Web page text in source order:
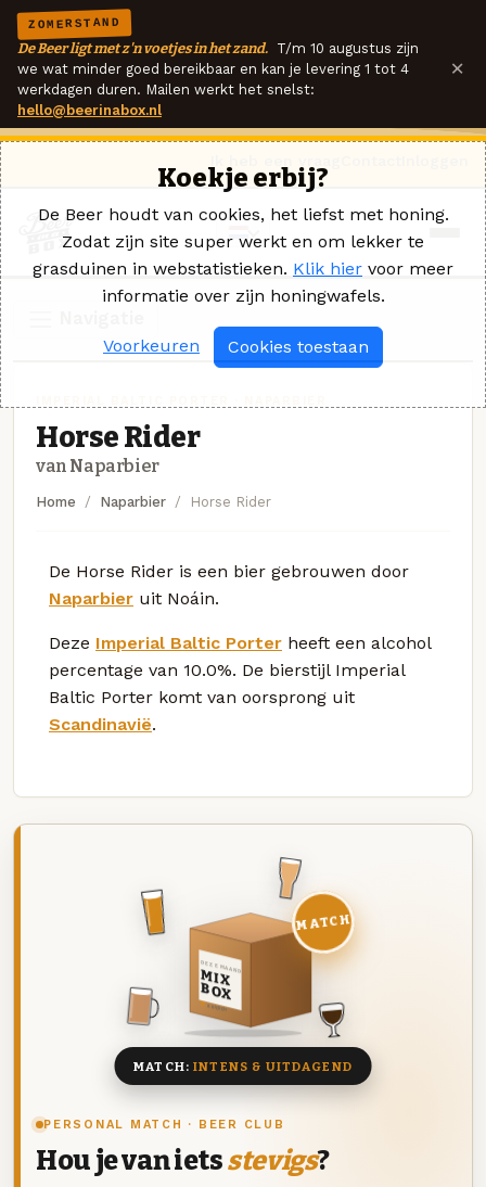
ZOMERSTAND
De Beer ligt met z'n voetjes in het zand. T/m 10 augustus zijn
we wat minder goed bereikbaar en kan je levering 1 tot 4
werkdagen duren. Mailen werkt het snelst:
hello@beerinabox.nl
×
Horse Rider
van Naparbier
Home Naparbier Horse Rider
De Horse Rider is een bier gebrouwen door
Naparbier uit Noáin.
Deze Imperial Baltic Porter heeft een alcohol
percentage van 10.0%. De bierstijl Imperial
Baltic Porter komt van oorsprong uit
Scandinavië.
PERSONAL MATCH · BEER CLUB
Hou je van ietsstevigs?
DEZE MAAND
MIX
BOX
8 BIEREN
MATCH
MATCH:INTENS & UITDAGEND
Koekje erbij?
De Beer houdt van cookies, het liefst met honing.
Zodat zijn site super werkt en om lekker te
grasduinen in webstatistieken. Klik hier voor meer
informatie over zijn honingwafels.
Voorkeuren Cookies toestaan